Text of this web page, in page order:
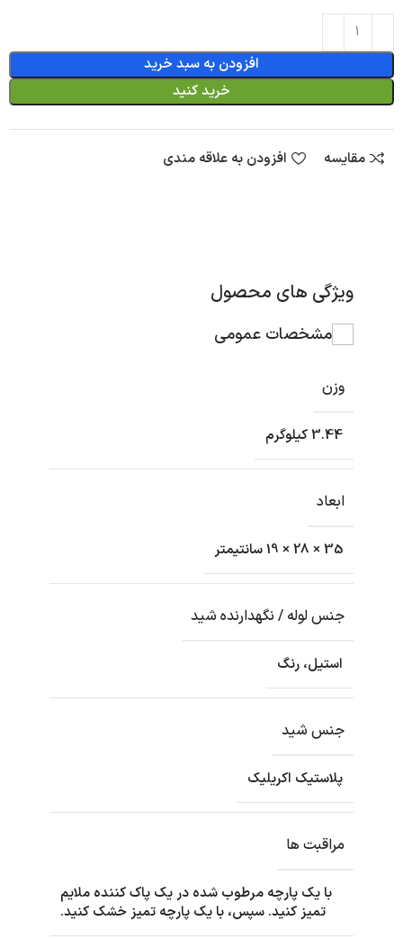
افزودن به سبد خرید
خرید کنید
مقایسه افزودن به علاقه مندی
ویژگی های محصول
مشخصات عمومی
وزن
3.44 کیلوگرم
ابعاد
35 × 28 × 19 سانتیمتر
جنس لوله / نگهدارنده شید
استیل، رنگ
جنس شید
پلاستیک اکریلیک
مراقبت ها
با یک پارچه مرطوب شده در یک پاک کننده ملایم
تمیز کنید. سپس، با یک پارچه تمیز خشک کنید.